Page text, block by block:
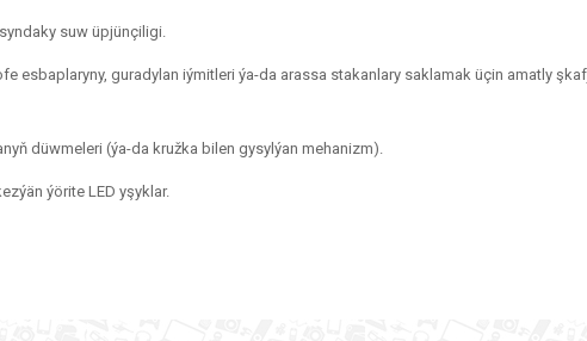
suw üpjünçiligi.
esbaplaryny, guradylan iýmitleri ýa-da arassa stakanlary saklamak üçin amatly
düwmeleri (ýa-da kružka bilen gysylýan mehanizm).
ýörite LED yşyklar.